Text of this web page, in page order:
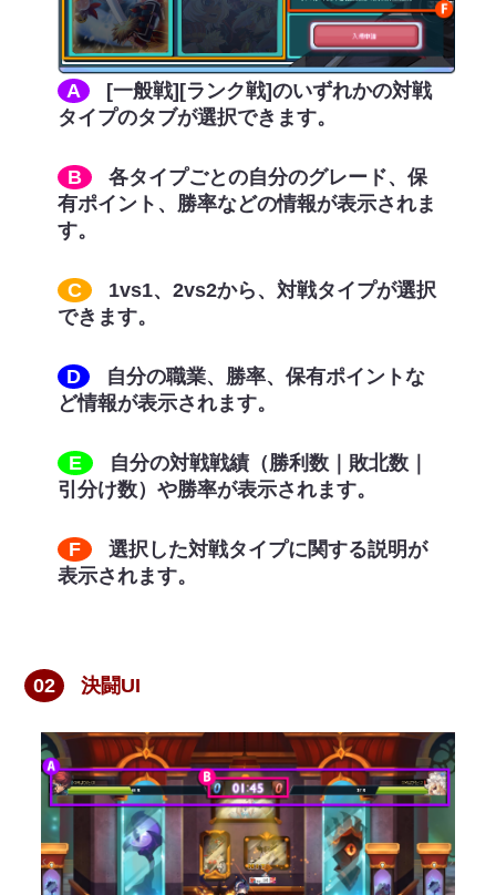
A
[一般戦][ランク戦]のいずれかの対戦
タイプのタブが選択できます。
B
各タイプごとの自分のグレード、保
有ポイント、勝率などの情報が表示されま
す。
C
1vs1、2vs2から、対戦タイプが選択
できます。
D
自分の職業、勝率、保有ポイントな
ど情報が表示されます。
E
自分の対戦戦績（勝利数｜敗北数｜
引分け数）や勝率が表示されます。
F
選択した対戦タイプに関する説明が
表示されます。
02 決闘UI